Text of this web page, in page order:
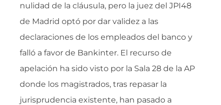
nulidad de la cláusula, pero la juez del JPI48
de Madrid optó por dar validez a las
declaraciones de los empleados del banco y
falló a favor de Bankinter. El recurso de
apelación ha sido visto por la Sala 28 de la AP
donde los magistrados, tras repasar la
jurisprudencia existente, han pasado a